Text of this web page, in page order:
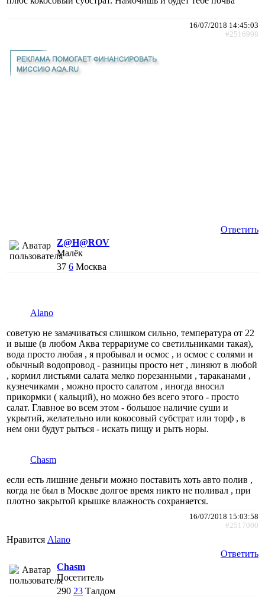
16/07/2018 14:45:03
#2516998
Ответить
Z@H@ROV
Малёк
37 6 Москва
Alano
советую не замачиваться слишком сильно, температура от 22
и выше (в любом Аква террариуме со светильниками такая),
вода просто любая , я пробывал и осмос , и осмос с солями и
обычный водопровод - разницы просто нет , линяют в любой
, кормил листьями салата мелко порезанными , тараканами ,
кузнечиками , можно просто салатом , иногда вносил
прикормки ( кальций), но можно без всего этого - просто
салат. Главное во всем этом - большое наличие суши и
укрытий, желательно или кокосовый субстрат или торф , в
нем они будут рыться - искать пищу и рыть норы.
Chasm
если есть лишние деньги можно поставить хоть авто полив ,
когда не был в Москве долгое время никто не поливал , при
плотно закрытой крышке влажность сохраняется.
16/07/2018 15:03:58
#2517000
Нравится Alano
Ответить
Chasm
Посетитель
290 23 Талдом